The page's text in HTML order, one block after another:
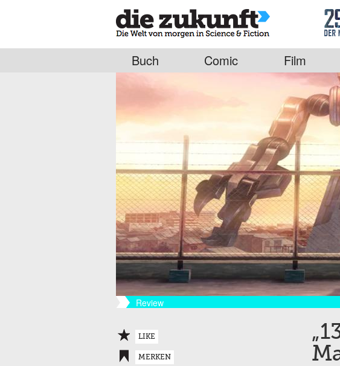
Buch Comic Film
Review
LIKE
MERKEN